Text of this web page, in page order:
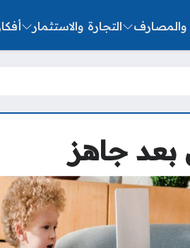
والمصارف التجارة والاستثمار
جاهز